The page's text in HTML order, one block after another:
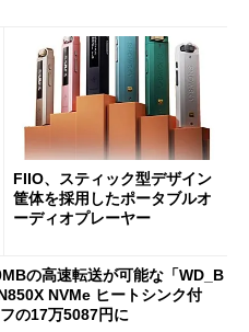
FIIO、スティック型デザイン
筐体を採用したポータブルオ
ーディオプレーヤー
の高速転送が可能な「WD_B
NVMe ヒートシンク付
の17万5087円に